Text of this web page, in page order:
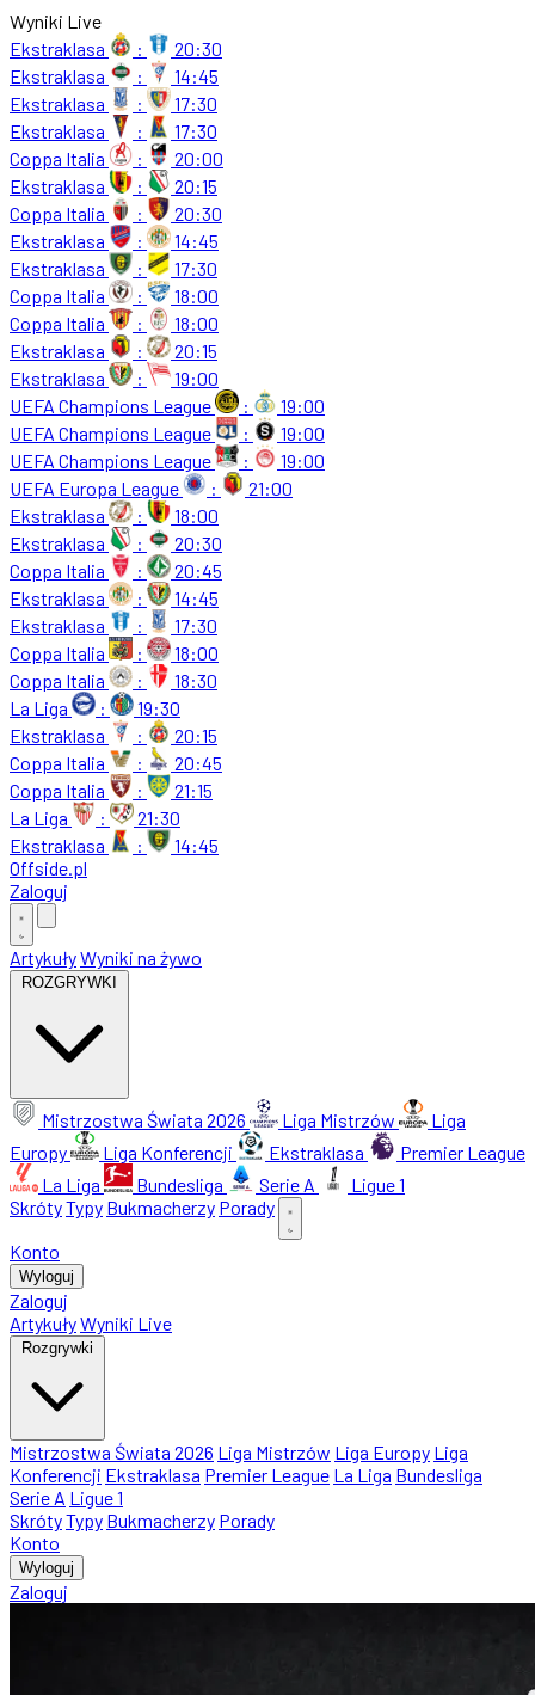
Wyniki Live
Ekstraklasa
:
20:30
Ekstraklasa
:
14:45
Ekstraklasa
:
17:30
Ekstraklasa
:
17:30
Coppa Italia
:
20:00
Ekstraklasa
:
20:15
Coppa Italia
:
20:30
Ekstraklasa
:
14:45
Ekstraklasa
:
17:30
Coppa Italia
:
18:00
Coppa Italia
:
18:00
Ekstraklasa
:
20:15
Ekstraklasa
:
19:00
UEFA Champions League
:
19:00
UEFA Champions League
:
19:00
UEFA Champions League
:
19:00
UEFA Europa League
:
21:00
Ekstraklasa
:
18:00
Ekstraklasa
:
20:30
Coppa Italia
:
20:45
Ekstraklasa
:
14:45
Ekstraklasa
:
17:30
Coppa Italia
:
18:00
Coppa Italia
:
18:30
La Liga
:
19:30
Ekstraklasa
:
20:15
Coppa Italia
:
20:45
Coppa Italia
:
21:15
La Liga
:
21:30
Ekstraklasa
:
14:45
Offside.pl
Zaloguj
ArtykułyWyniki na żywo
ROZGRYWKI
Mistrzostwa Świata 2026 Liga Mistrzów
Liga
Europy
Liga Konferencji Ekstraklasa
Premier League
La Liga
Bundesliga Serie A
Ligue 1
SkrótyTypy Bukmacherzy Porady
Konto
Wyloguj
Zaloguj
ArtykułyWyniki Live
Rozgrywki
Mistrzostwa Świata 2026 Liga Mistrzów Liga Europy Liga
Konferencji Ekstraklasa Premier League La Liga Bundesliga
Serie A Ligue 1
SkrótyTypy Bukmacherzy Porady
Konto
Wyloguj
Zaloguj